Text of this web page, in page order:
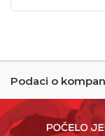
Podaci o
Informacije